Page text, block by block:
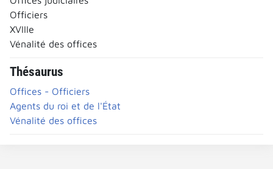
Officiers
XVIIIe
Vénalité des offices
Thésaurus
Offices - Officiers
Agents du roi et de l'État
Vénalité des offices